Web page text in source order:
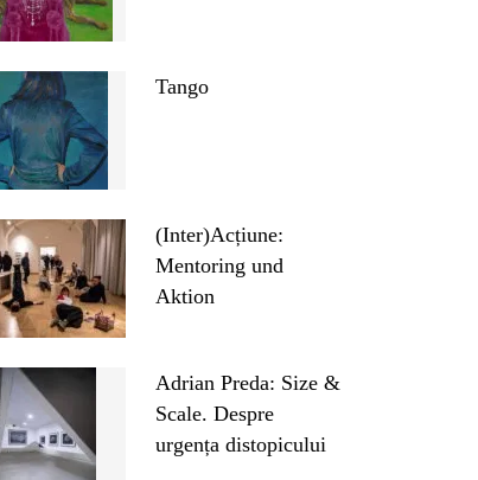
Tango
(Inter)Acțiune:
Mentoring und
Aktion
Adrian Preda: Size &
Scale. Despre
urgența distopicului